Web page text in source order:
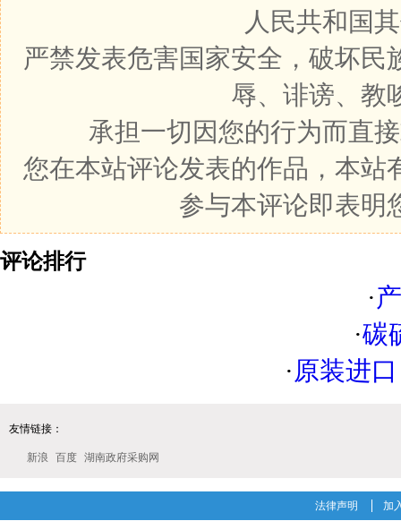
人民共和国
严禁发表危害国家安全，破坏
辱、诽谤、教
承担一切因您的行为而直
您在本站评论发表的作品，本
参与本评论即表明
评论排行
·
·碳
·原装进
友情链接：
新浪 百度 湖南政府采购网
法律声明 加